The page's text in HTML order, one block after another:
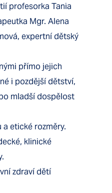
profesorka Tania
Mgr. Alena
expertní dětský
přímo jejich
i pozdější dětství,
mladší dospělost
etické rozměry.
klinické
zdraví dětí